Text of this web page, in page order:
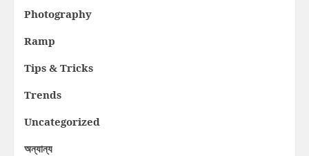
Photography
Ramp
Tips & Tricks
Trends
Uncategorized
অন্যান্য